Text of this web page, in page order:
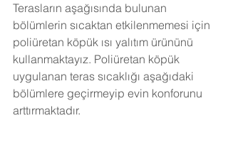
Terasların aşağısında bulunan
bölümlerin sıcaktan etkilenmemesi için
poliüretan köpük ısı yalıtım ürününü
kullanmaktayız. Poliüretan köpük
uygulanan teras sıcaklığı aşağıdaki
bölümlere geçirmeyip evin konforunu
arttırmaktadır.